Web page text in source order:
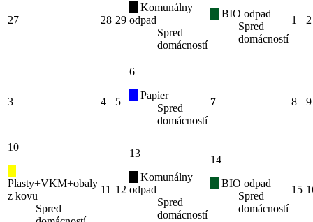
27 28 29
Komunálny
odpad
Spred
domácností
BIO odpad
Spred
domácností
1 2
3 4 5
6
Papier
Spred
domácností
7 8 9
10
Plasty+VKM+obaly
z kovu
Spred
11 12
13
Komunálny
odpad
Spred
domácností
14
BIO odpad
Spred
domácností
15